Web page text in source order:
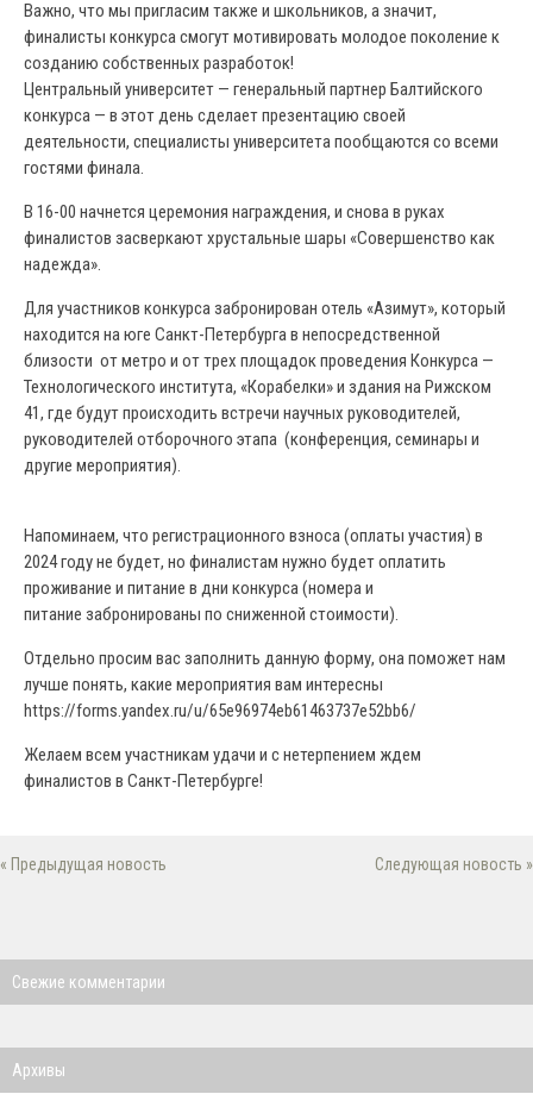
Важно, что мы пригласим также и школьников, а значит,
финалисты конкурса смогут мотивировать молодое поколение к
созданию собственных разработок!
Центральный университет — генеральный партнер Балтийского
конкурса — в этот день сделает презентацию своей
деятельности, специалисты университета пообщаются со всеми
гостями финала.
В 16-00 начнется церемония награждения, и снова в руках
финалистов засверкают хрустальные шары «Совершенство как
надежда».
Для участников конкурса забронирован отель «Азимут», который
находится на юге Санкт-Петербурга в непосредственной
близости от метро и от трех площадок проведения Конкурса —
Технологического института, «Корабелки» и здания на Рижском
41, где будут происходить встречи научных руководителей,
руководителей отборочного этапа (конференция, семинары и
другие мероприятия).
Напоминаем, что регистрационного взноса (оплаты участия) в
2024 году не будет, но финалистам нужно будет оплатить
проживание и питание в дни конкурса (номера и
питание забронированы по сниженной стоимости).
Отдельно просим вас заполнить данную форму, она поможет нам
лучше понять, какие мероприятия вам интересны
https://forms.yandex.ru/u/65e96974eb61463737e52bb6/
Желаем всем участникам удачи и с нетерпением ждем
финалистов в Санкт-Петербурге!
« Предыдущая новость Следующая новость »
Свежие комментарии
Архивы